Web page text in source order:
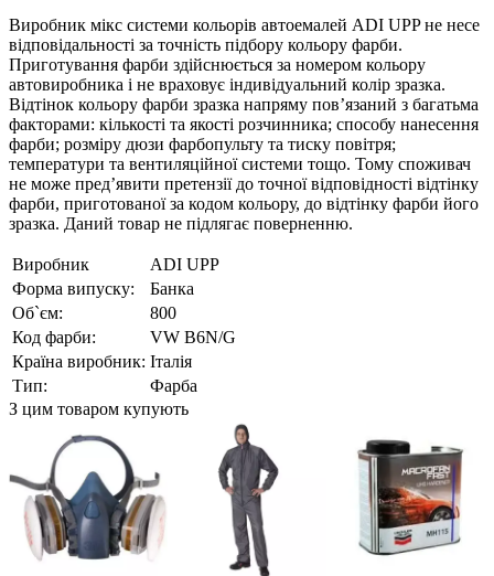
Виробник мікс системи кольорів автоемалей ADI UPP не несе
відповідальності за точність підбору кольору фарби.
Приготування фарби здійснюється за номером кольору
автовиробника і не враховує індивідуальний колір зразка.
Відтінок кольору фарби зразка напряму пов’язаний з багатьма
факторами: кількості та якості розчинника; способу нанесення
фарби; розміру дюзи фарбопульту та тиску повітря;
температури та вентиляційної системи тощо. Тому споживач
не може пред’явити претензії до точної відповідності відтінку
фарби, приготованої за кодом кольору, до відтінку фарби його
зразка. Даний товар не підлягає поверненню.
Виробник
ADI UPP
Форма випуску:
Банка
Об`єм:
800
Код фарби:
VW B6N/G
Країна виробник: Італія
Тип:
Фарба
З цим товаром купують